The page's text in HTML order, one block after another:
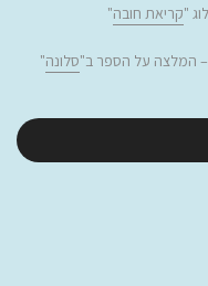
"קריאת חובה"
המלצה על הספר ב"סלונה"